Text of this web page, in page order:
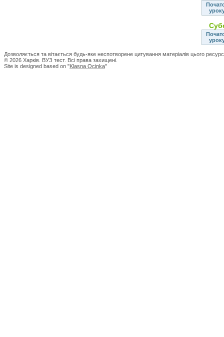
Дозволяється та вітається будь-яке неспотворене цитування матеріалів цього
© 2026 Харків. ВУЗ тест. Всі права захищені.
Site is designed based on "Klasna Ocinka"